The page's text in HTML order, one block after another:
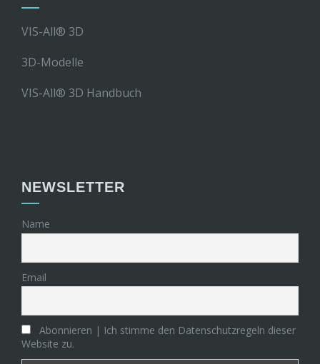
VIS-All® 3D
3D-Modelle
VIS-All® 3D Handbuch
NEWSLETTER
Name
Email
Abonnieren | Ich stimme den Datenschutzregeln dieser
Website zu.